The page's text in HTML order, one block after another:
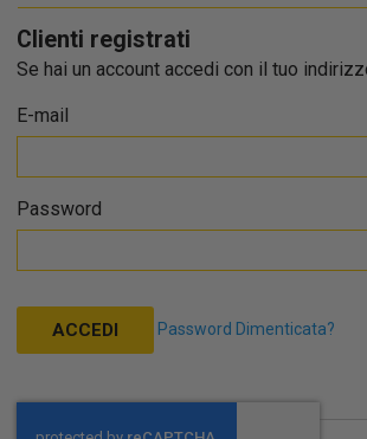
Clienti registrati
Se hai un account accedi con il tuo
E-mail
Password
ACCEDI Password Dimenticata?